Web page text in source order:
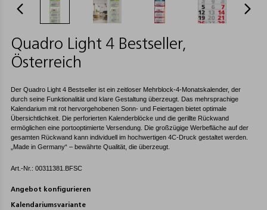
Quadro Light 4 Bestseller,
Österreich
Der Quadro Light 4 Bestseller ist ein zeitloser Mehrblock-4-Monatskalender, der
durch seine Funktionalität und klare Gestaltung überzeugt. Das mehrsprachige
Kalendarium mit rot hervorgehobenen Sonn- und Feiertagen bietet optimale
Übersichtlichkeit. Die perforierten Kalenderblöcke und die gerillte Rückwand
ermöglichen eine portooptimierte Versendung. Die großzügige Werbefläche auf der
gesamten Rückwand kann individuell im hochwertigen 4C-Druck gestaltet werden.
„Made in Germany“ – bewährte Qualität, die überzeugt.
Art.-Nr.: 00311381.BFSC
Angebot konfigurieren
Kalendariumsvariante